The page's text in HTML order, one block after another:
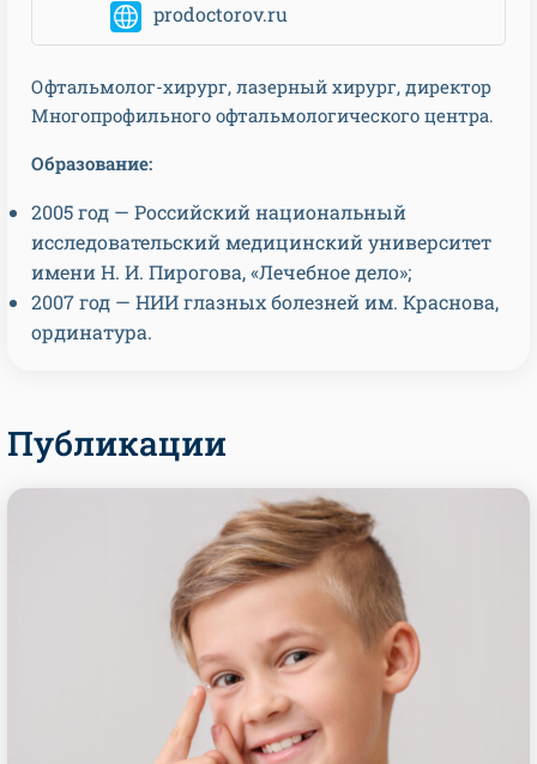
prodoctorov.ru
Офтальмолог-хирург, лазерный хирург, директор
Многопрофильного офтальмологического центра.
Образование:
2005 год — Российский национальный
исследовательский медицинский университет
имени Н. И. Пирогова, «Лечебное дело»;
2007 год — НИИ глазных болезней им. Краснова,
ординатура.
Публикации